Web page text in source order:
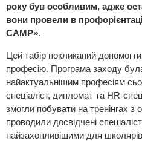
року був особливим, адже
вони провели в
CAMP».
Цей табір покликаний
професію. Програма заходу
найактуальнішим професіям
спеціаліст, дипломат та HR-
змогли побувати на тренінгах з
проводили досвідчені
найзахопливішими для школярів